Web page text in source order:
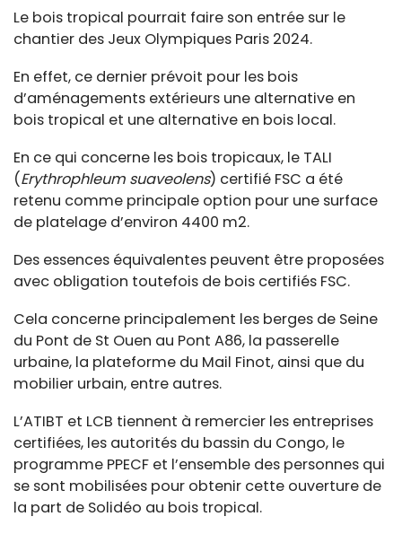
Le bois tropical pourrait faire son entrée sur le
chantier des Jeux Olympiques Paris 2024.
En effet, ce dernier prévoit pour les bois
d’aménagements extérieurs une alternative en
bois tropical et une alternative en bois local.
En ce qui concerne les bois tropicaux, le TALI
(Erythrophleum suaveolens) certifié FSC a été
retenu comme principale option pour une surface
de platelage d’environ 4400 m2.
Des essences équivalentes peuvent être proposées
avec obligation toutefois de bois certifiés FSC.
Cela concerne principalement les berges de Seine
du Pont de St Ouen au Pont A86, la passerelle
urbaine, la plateforme du Mail Finot, ainsi que du
mobilier urbain, entre autres.
L’ATIBT et LCB tiennent à remercier les entreprises
certifiées, les autorités du bassin du Congo, le
programme PPECF et l’ensemble des personnes qui
se sont mobilisées pour obtenir cette ouverture de
la part de Solidéo au bois tropical.